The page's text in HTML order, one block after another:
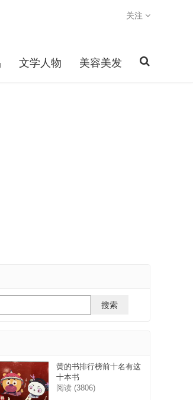
文学人物 美容美发
关注
黄的书排行榜前十名有这
十本书
阅读 (3806)